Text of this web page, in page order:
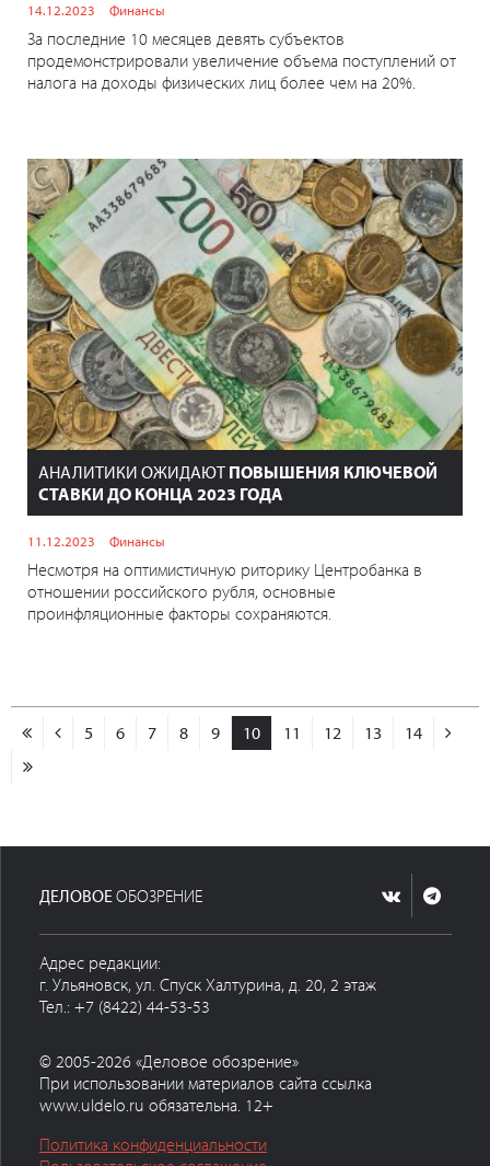
14.12.2023 Финансы
За последние 10 месяцев девять субъектов
продемонстрировали увеличение объема поступлений от
налога на доходы физических лиц более чем на 20%.
АНАЛИТИКИ ОЖИДАЮТ ПОВЫШЕНИЯ КЛЮЧЕВОЙ
СТАВКИ ДО КОНЦА 2023 ГОДА
11.12.2023 Финансы
Несмотря на оптимистичную риторику Центробанка в
отношении российского рубля, основные
проинфляционные факторы сохраняются.
5 6 7 8 9 10 11 12 13 14
ДЕЛОВОЕ ОБОЗРЕНИЕ
Адрес редакции:
г. Ульяновск, ул. Спуск Халтурина, д. 20, 2 этаж
Тел.: +7 (8422) 44-53-53
© 2005-2026 «Деловое обозрение»
При использовании материалов сайта ссылка
www.uldelo.ru обязательна. 12+
Политика конфиденциальности